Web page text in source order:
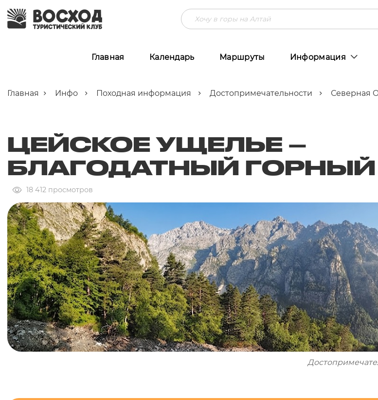
Главная Календарь Маршруты Информация
Главная Инфо Походная информация Достопримечательности Северная
ЦЕЙСКОЕ УЩЕЛЬЕ –
БЛАГОДАТНЫЙ ГОРНЫЙ
18 412 просмотров